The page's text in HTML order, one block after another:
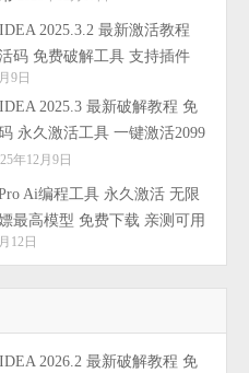
2025.3.2 最新激活教程
码 免费破解工具 支持插件
9日
2025.3 最新破解教程 免
永久激活工具 一键激活2099
年12月9日
Ai编程工具 永久激活 无限
最高模型 免费下载 亲测可用
12日
2026.2 最新破解教程 免